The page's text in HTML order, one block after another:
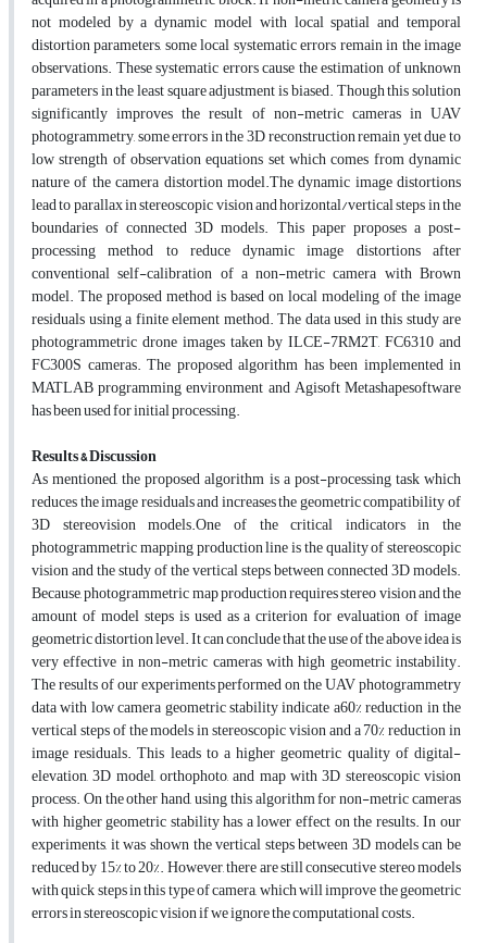
not modeled by a dynamic model with local spatial and temporal
distortion parameters, some local systematic errors remain in the image
observations. These systematic errors cause the estimation of unknown
parameters in the least square adjustment is biased. Though this solution
significantly improves the result of non-metric cameras in UAV
photogrammetry, some errors in the 3D reconstruction remain yet due to
low strength of observation equations set which comes from dynamic
nature of the camera distortion model.The dynamic image distortions
lead to parallax in stereoscopic vision and horizontal/vertical steps in the
boundaries of connected 3D models. This paper proposes a post-
processing method to reduce dynamic image distortions after
conventional self-calibration of a non-metric camera with Brown
model. The proposed method is based on local modeling of the image
residuals using a finite element method. The data used in this study are
photogrammetric drone images taken by ILCE-7RM2T, FC6310 and
FC300S cameras. The proposed algorithm has been implemented in
MATLAB programming environment and Agisoft Metashapesoftware
has been used for initial processing.
Results & Discussion
As mentioned, the proposed algorithm is a post-processing task which
reduces the image residuals and increases the geometric compatibility of
3D stereovision models.One of the critical indicators in the
photogrammetric mapping production line is the quality of stereoscopic
vision and the study of the vertical steps between connected 3D models.
Because, photogrammetric map production requires stereo vision and the
amount of model steps is used as a criterion for evaluation of image
geometric distortion level. It can conclude that the use of the above idea is
very effective in non-metric cameras with high geometric instability.
The results of our experiments performed on the UAV photogrammetry
data with low camera geometric stability indicate a60% reduction in the
vertical steps of the models in stereoscopic vision and a 70% reduction in
image residuals. This leads to a higher geometric quality of digital-
elevation, 3D model, orthophoto, and map with 3D stereoscopic vision
process. On the other hand, using this algorithm for non-metric cameras
with higher geometric stability has a lower effect on the results. In our
experiments, it was shown the vertical steps between 3D models can be
reduced by 15% to 20%. However, there are still consecutive stereo models
with quick steps in this type of camera, which will improve the geometric
errors in stereoscopic vision if we ignore the computational costs.